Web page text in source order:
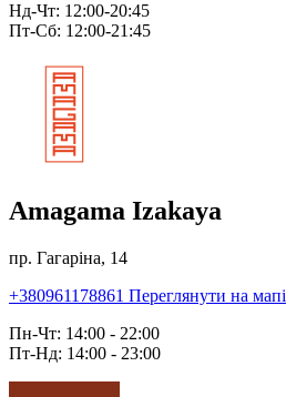
Нд-Чт: 12:00-20:45
Пт-Сб: 12:00-21:45
Amagama Izakaya
пр. Гагаріна, 14
+380961178861 Переглянути на мапі
Пн-Чт: 14:00 - 22:00
Пт-Нд: 14:00 - 23:00